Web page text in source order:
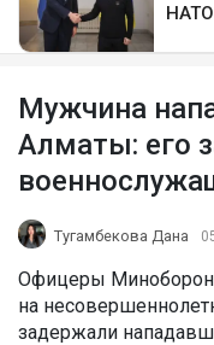
Мужчина
Алматы: его
Тугамбекова Дана
Офицеры
на
задержали